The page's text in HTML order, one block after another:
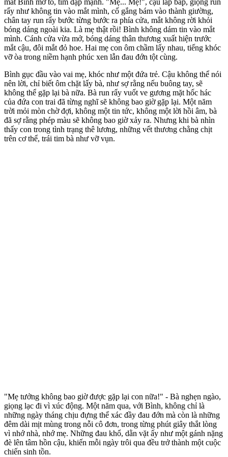
rẩy như không tin vào mắt mình, cố gắng bám vào thành giường,
chân tay run rẩy bước từng bước ra phía cửa, mắt không rời khỏi
bóng dáng ngoài kia. Là mẹ thật rồi! Bình không dám tin vào mắt
mình. Cánh cửa vừa mở, bóng dáng thân thương xuất hiện trước
mắt cậu, đôi mắt đỏ hoe. Hai mẹ con ôm chầm lấy nhau, tiếng khóc
vỡ òa trong niềm hạnh phúc xen lẫn đau đớn tột cùng.
Bình gục đầu vào vai mẹ, khóc như một đứa trẻ. Cậu không thể nói
nên lời, chỉ biết ôm chặt lấy bà, như sợ rằng nếu buông tay, sẽ
không thể gặp lại bà nữa. Bà run rẩy vuốt ve gương mặt hốc hác
của đứa con trai đã từng nghĩ sẽ không bao giờ gặp lại. Một năm
trời mỏi mòn chờ đợi, không một tin tức, không một lời hồi âm, bà
đã sợ rằng phép màu sẽ không bao giờ xảy ra. Nhưng khi bà nhìn
thấy con trong tình trạng thê lương, những vết thương chằng chịt
trên c‌ơ th‌ể, trái tim bà như vỡ vụn.
"Mẹ tưởng không bao giờ được gặp lại con nữa!" - Bà nghẹn ngào,
giọng lạc đi vì xúc động. Một năm qua, với Bình, không chỉ là
những ngày tháng chịu đựng thể xác đầy đau đớn mà còn là những
đêm dài mịt mùng trong nỗi cô đơn, trong từng phút giây thắt lòng
vì nhớ nhà, nhớ mẹ. Những đau khổ, dằn vặt ấy như một gánh nặng
đè lên tâm hồn cậu, khiến mỗi ngày trôi qua đều trở thành một cuộc
chiến sinh tồn.